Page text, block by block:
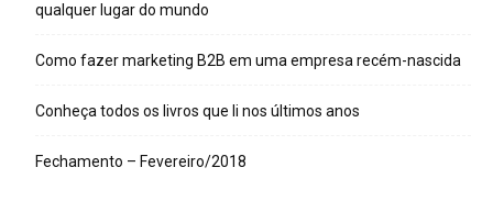
qualquer lugar do mundo
Como fazer marketing B2B em uma empresa recém-nascida
Conheça todos os livros que li nos últimos anos
Fechamento – Fevereiro/2018